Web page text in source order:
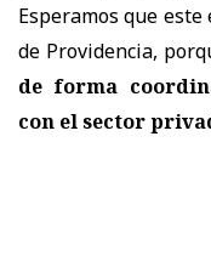
Esperamos que
de Providencia,
de forma
con el sector